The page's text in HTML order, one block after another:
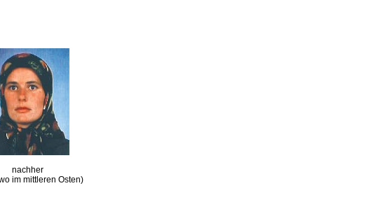
nachher
im mittleren Osten)